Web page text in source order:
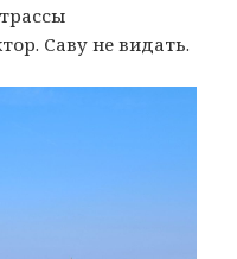
Саву не видать.